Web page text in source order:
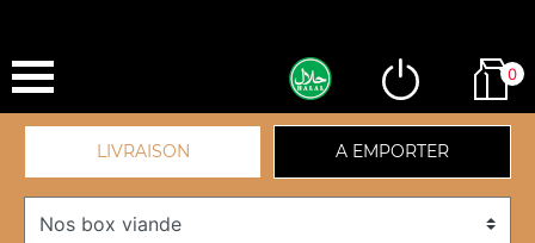
0
LIVRAISON A EMPORTER